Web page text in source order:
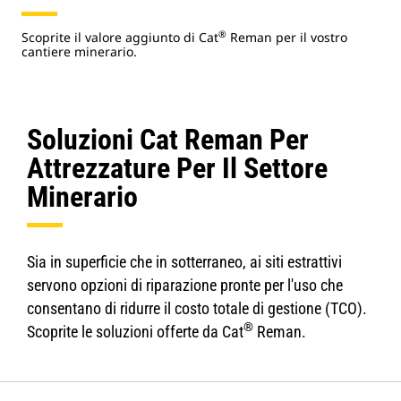
Scoprite il valore aggiunto di Cat® Reman per il vostro
cantiere minerario.
Soluzioni Cat Reman Per
Attrezzature Per Il Settore
Minerario
Sia in superficie che in sotterraneo, ai siti estrattivi
servono opzioni di riparazione pronte per l'uso che
consentano di ridurre il costo totale di gestione (TCO).
Scoprite le soluzioni offerte da Cat® Reman.